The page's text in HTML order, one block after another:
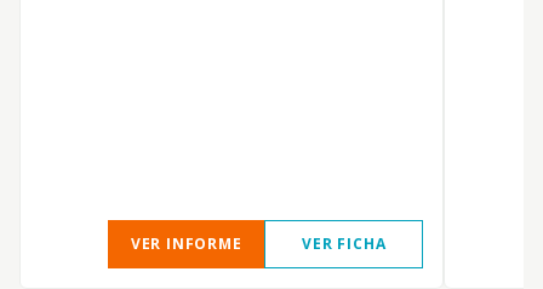
VER INFORME VER FICHA